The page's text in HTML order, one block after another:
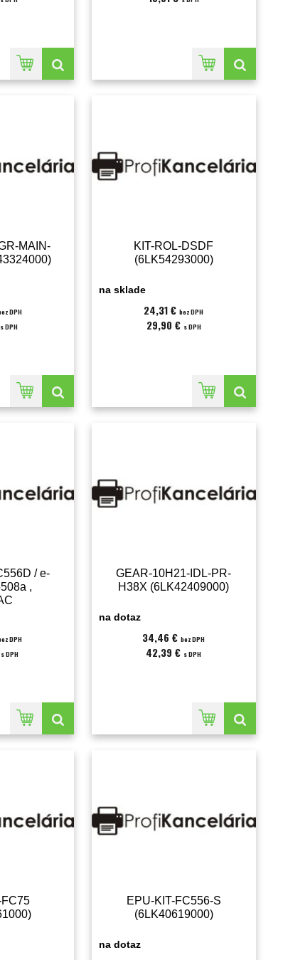
MAIN-
DPH
s DPH
KIT-ROL-DSDF
(6LK54293000)
na sklade
24,31 €bez DPH
29,90 € s DPH
/ e-
,
DPH
s DPH
GEAR-10H21-IDL-PR-
H38X (6LK42409000)
na dotaz
34,46 €bez DPH
42,39 € s DPH
FC75
EPU-KIT-FC556-S
(6LK40619000)
na dotaz